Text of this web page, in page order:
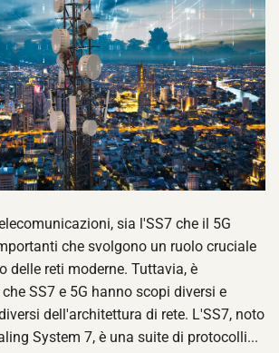
sia l'SS7 che il 5G
che svolgono un ruolo cruciale
delle reti moderne. Tuttavia, è
SS7 e 5G hanno scopi diversi e
dell'architettura di rete. L'SS7, noto
System 7, è una suite di protocolli...